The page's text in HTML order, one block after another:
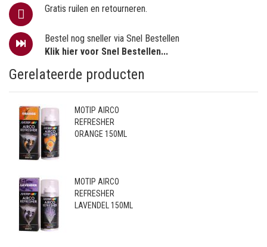
Gratis ruilen en retourneren.
Bestel nog sneller via Snel Bestellen
Klik hier voor Snel Bestellen...
Gerelateerde producten
MOTIP AIRCO
REFRESHER
ORANGE 150ML
MOTIP AIRCO
REFRESHER
LAVENDEL 150ML